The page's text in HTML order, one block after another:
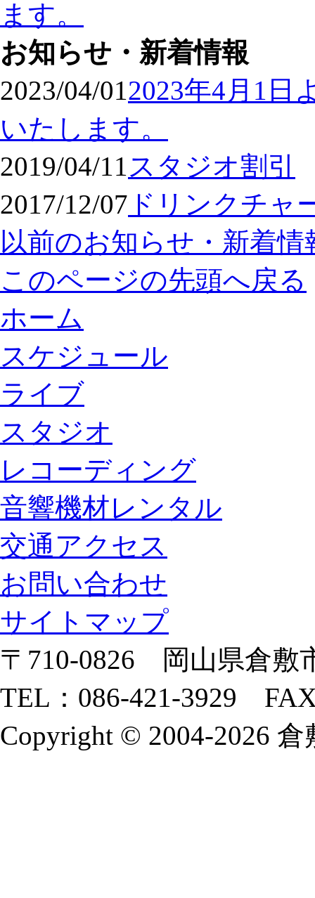
お知らせ・新着情報
2023/04/012023年4月1日
いたします。
2019/04/11 スタジオ割引
2017/12/07 ドリンクチャ
以前のお知らせ・新着情
このページの先頭へ戻る
ホーム
スケジュール
ライブ
スタジオ
レコーディング
音響機材レンタル
交通アクセス
お問い合わせ
サイトマップ
〒710-0826 岡山県倉敷
TEL：086-421-3929
Copyright © 2004-2026 倉